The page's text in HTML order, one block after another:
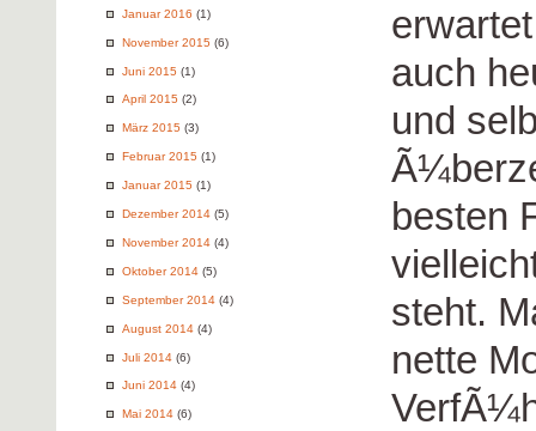
Januar 2016 (1)
November 2015 (6)
Juni 2015 (1)
April 2015 (2)
März 2015 (3)
Februar 2015 (1)
Januar 2015 (1)
Dezember 2014 (5)
November 2014 (4)
Oktober 2014 (5)
September 2014 (4)
August 2014 (4)
Juli 2014 (6)
Juni 2014 (4)
Mai 2014 (6)
auch
und
besten
steht.
nette